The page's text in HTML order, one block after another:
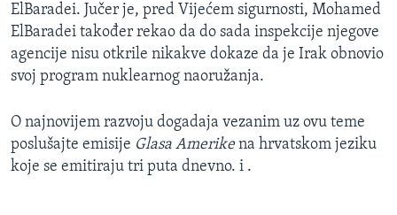
ElBaradei. Jučer je, pred Vijećem sigurnosti, Mohamed
ElBaradei također rekao da do sada inspekcije njegove
agencije nisu otkrile nikakve dokaze da je Irak obnovio
svoj program nuklearnog naoružanja.
O najnovijem razvoju dogadaja vezanim uz ovu teme
poslušajte emisije Glasa Amerikena hrvatskom jeziku
koje se emitiraju tri puta dnevno. i .